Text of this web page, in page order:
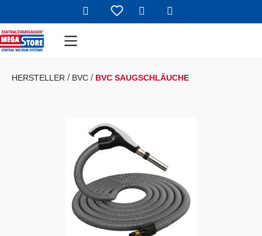
Zum Hauptinhalt springen
HERSTELLER BVC BVC SAUGSCHLÄUCHE
Bildergalerie überspringen